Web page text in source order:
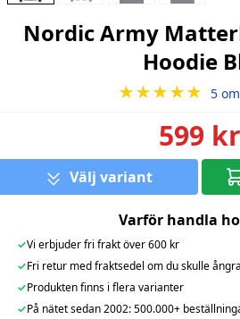
Nordic Army
Hoodie
★★★★★ 5
599 kr
Välj variant
Varför handla
✓Vi erbjuder fri frakt över 600 kr
✓Fri retur med fraktsedel om du skulle
✓Produkten finns i flera varianter
✓På nätet sedan 2002: 500.000+